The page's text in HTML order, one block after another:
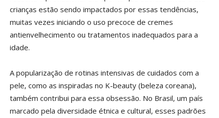
crianças estão sendo impactados por essas tendências,
muitas vezes iniciando o uso precoce de cremes
antienvelhecimento ou tratamentos inadequados para a
idade.
A popularização de rotinas intensivas de cuidados com a
pele, como as inspiradas no K-beauty (beleza coreana),
também contribui para essa obsessão. No Brasil, um país
marcado pela diversidade étnica e cultural, esses padrões